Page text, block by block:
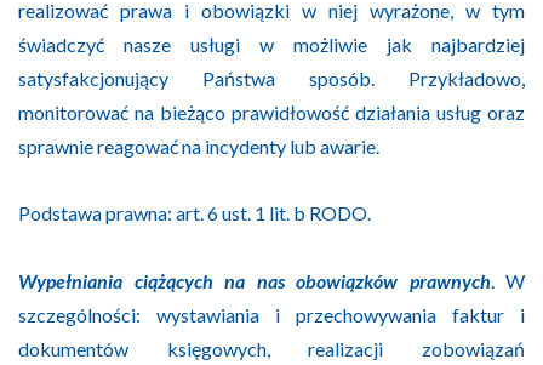
realizować prawa i obowiązki w niej wyrażone, w tym
świadczyć nasze usługi w możliwie jak najbardziej
satysfakcjonujący Państwa sposób. Przykładowo,
monitorować na bieżąco prawidłowość działania usług oraz
sprawnie reagować na incydenty lub awarie.
Podstawa prawna: art. 6 ust. 1 lit. b RODO.
Wypełniania ciążących na nas obowiązków prawnych . W
szczególności: wystawiania i przechowywania faktur i
dokumentów księgowych, realizacji zobowiązań